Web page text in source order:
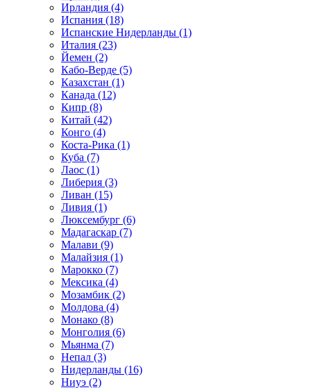
Ирландия (4)
Испания (18)
Испанские Нидерланды (1)
Италия (23)
Йемен (2)
Кабо-Верде (5)
Казахстан (1)
Канада (12)
Кипр (8)
Китай (42)
Конго (4)
Коста-Рика (1)
Куба (7)
Лаос (1)
Либерия (3)
Ливан (15)
Ливия (1)
Люксембург (6)
Мадагаскар (7)
Малави (9)
Малайзия (1)
Марокко (7)
Мексика (4)
Мозамбик (2)
Молдова (4)
Монако (8)
Монголия (6)
Мьянма (7)
Непал (3)
Нидерланды (16)
Ниуэ (2)